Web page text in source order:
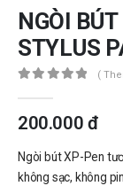
NGÒI
STYLUS
(
200.000 đ
Ngòi bút XP-Pen
không sạc, không